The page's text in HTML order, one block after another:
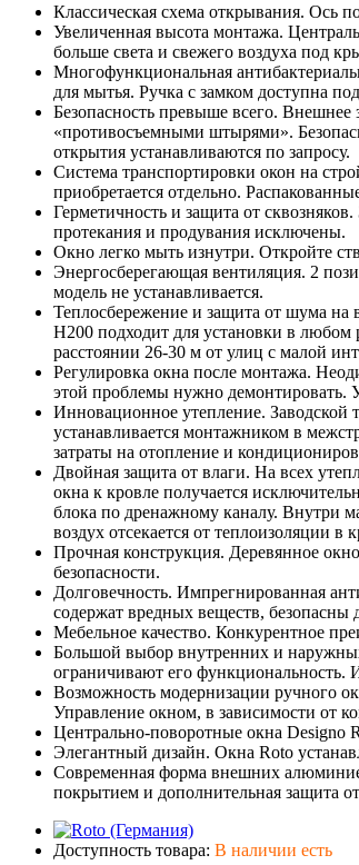
Классическая схема открывания. Ось
Увеличенная высота монтажа.
больше света и свежего воздуха под
Многофункциональная
для мытья. Ручка с замком доступна под
Безопасность превыше всего. Внешнее
«противосъемными штырями».
открытия устанавливаются по запросу.
Система транспортировки окон на
приобретается отдельно.
Герметичность и защита от
протекания и продувания исключены.
Окно легко мыть изнутри. Откройте
Энергосберегающая вентиляция. 2
модель не устанавливается.
Теплосбережение и защита от шума на
H200 подходит для установки в любом
расстоянии 26-30 м от улиц с малой
Регулировка окна после монтажа.
этой проблемы нужно демонтировать.
Инновационное утепление. Заводской
устанавливается монтажником в
затраты на отопление и
Двойная защита от влаги. На всех
окна к кровле получается
блока по дренажному каналу. Внутри
воздух отсекается от теплоизоляции в
Прочная конструкция. Деревянное
безопасности.
Долговечность. Импрегнированная
содержат вредных веществ, безопасны
Мебельное качество. Конкурентное
Большой выбор внутренних и
ограничивают его функциональность.
Возможность модернизации ручного
Управление окном, в зависимости от
Центрально-поворотные окна Designo
Элегантный дизайн. Окна Roto
Современная форма внешних
покрытием и дополнительная защита
Доступность товара: В наличии есть